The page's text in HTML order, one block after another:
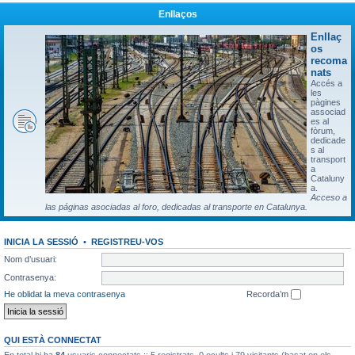
Enllaços
Enllaç
os
recoma
nats
Accés a
les
pàgines
associad
es al
fòrum,
dedicade
s al
transport
a
Cataluny
a.
Acceso a
las páginas asociadas al foro, dedicadas al transporte en Catalunya.
INICIA LA SESSIÓ • REGISTREU-VOS
Nom d’usuari:
Contrasenya:
He oblidat la meva contrasenya
Recorda’m
QUI ESTÀ CONNECTAT